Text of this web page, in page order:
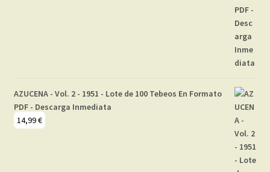
AZUCENA - Vol. 2 - 1951 - Lote de 100 Tebeos En Formato
PDF - Descarga Inmediata
14,99€